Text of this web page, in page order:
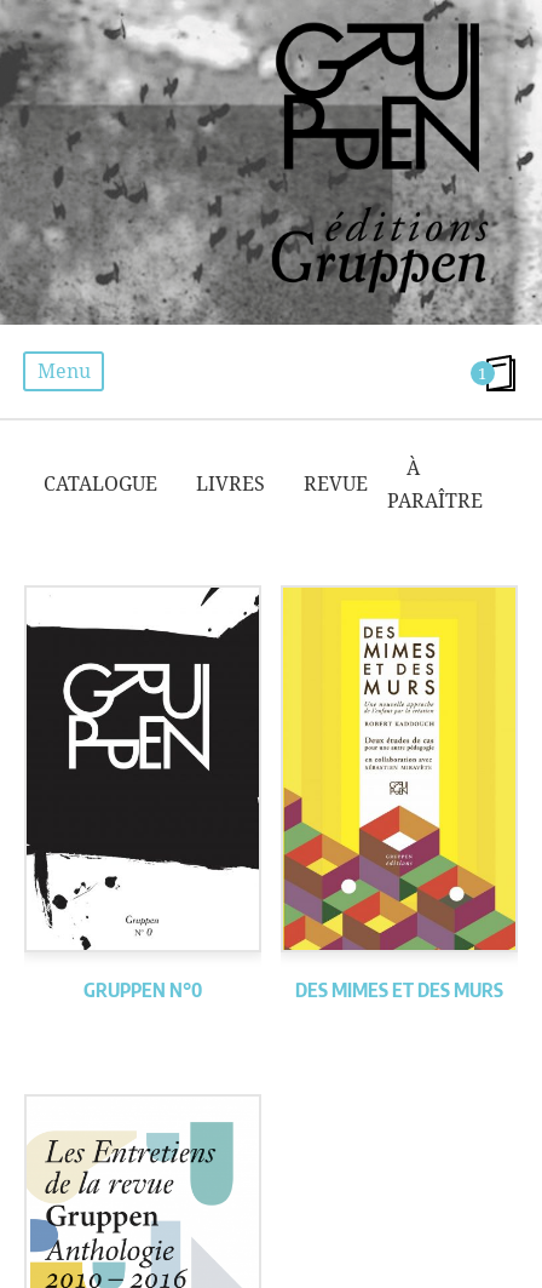
Menu 1
CATALOGUE
LIVRES REVUE
À
PARAÎTRE
GRUPPEN N°0 DES MIMES ET DES MURS